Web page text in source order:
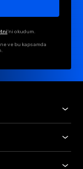
'ni okudum.
ve bu kapsamda